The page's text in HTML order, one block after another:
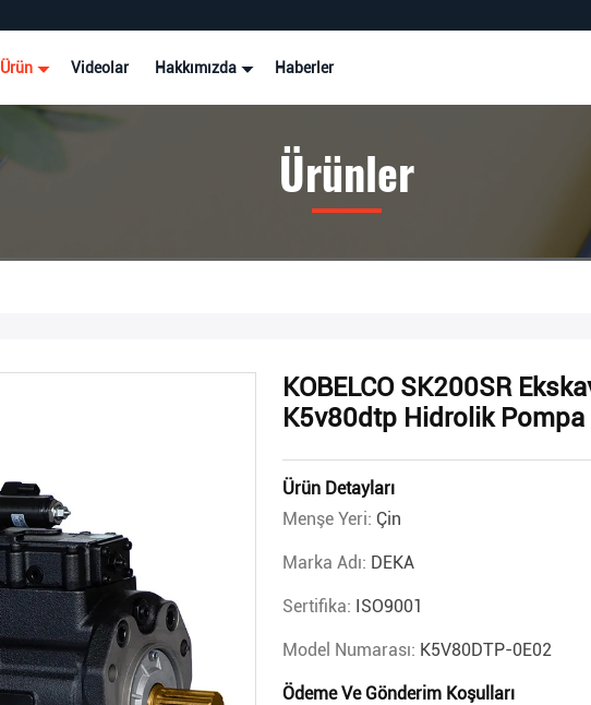
Ürün Videolar Hakkımızda Haberler
Ürünler
KOBELCO SK200SR
K5v80dtp Hidrolik Pompa
Ürün Detayları
Menşe Yeri: Çin
Marka Adı: DEKA
Sertifika: ISO9001
Model Numarası: K5V80DTP-0E02
Ödeme Ve Gönderim Koşulları